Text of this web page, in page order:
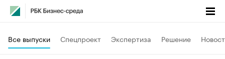
Все выпуски Спецпроект Экспертиза Решение